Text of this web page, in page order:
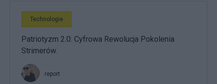
Technologie
Patriotyzm 2.0: Cyfrowa Rewolucja Pokolenia
Strimerów.
report